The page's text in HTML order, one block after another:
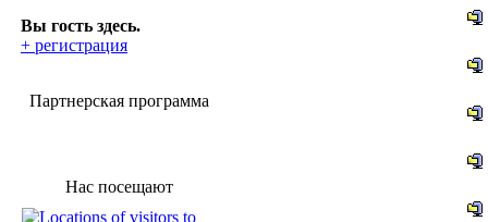
Вы гость здесь.
+ регистрация
Партнерская программа
Нас посещают